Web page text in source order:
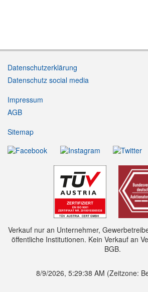
Datenschutzerklärung
Datenschutz social media
Impressum
AGB
Sitemap
Verkauf nur an Unternehmer,
öffentliche Institutionen. Kein Verkauf an
BGB.
8/9/2026, 5:29:38 AM (Zeitzone: